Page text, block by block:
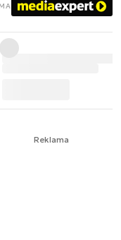
Reklama